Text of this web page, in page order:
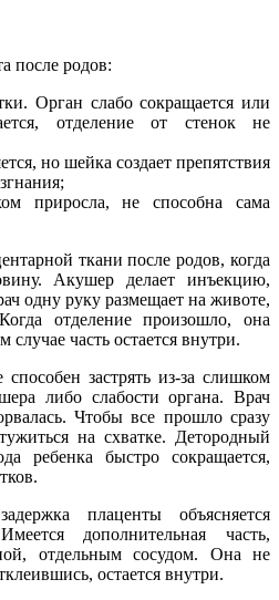
после родов:
Орган слабо сокращается или
отделение от стенок не
но шейка создает препятствия
приросла, не способна сама
ткани после родов, когда
Акушер делает инъекцию,
одну руку размещает на животе,
отделение произошло, она
часть остается внутри.
застрять из-за слишком
либо слабости органа. Врач
Чтобы все прошло сразу
на схватке. Детородный
ребенка быстро сокращается,
плаценты объясняется
дополнительная часть,
отдельным сосудом. Она не
остается внутри.